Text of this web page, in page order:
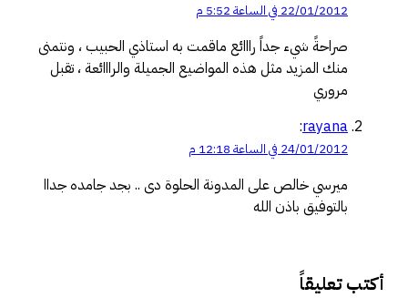
22/01/2012 في الساعة 5:52 م
صراحةً شيء جداً رااائع ماقمت به استاذي الحبيب ، ونتمنى
منك المزيد مثل هذه المواضيع الجميلة والرااائعة ، تقبل
مروري
rayana
:
24/01/2012 في الساعة 12:18 م
ميرسي خالص على المدونة الحلوة دى .. بجد جامده جداا
بالتوفيق باذن الله
تعليقاً